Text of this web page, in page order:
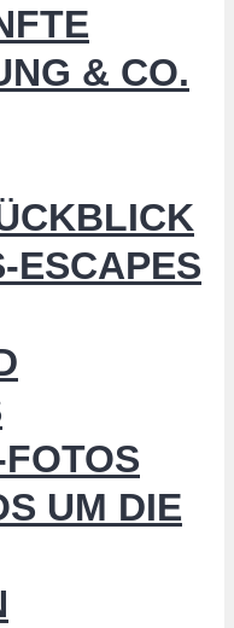
& CO.
ESCAPES
UM DIE